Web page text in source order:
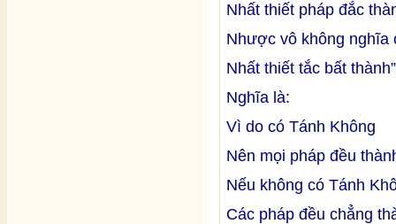
Nhất thiết pháp đắc
Nhược vô không nghĩa
Nhất thiết tắc bất
Nghĩa là:
Vì do có Tánh Không
Nên mọi pháp đều
Nếu không có Tánh
Các pháp đều chẳng